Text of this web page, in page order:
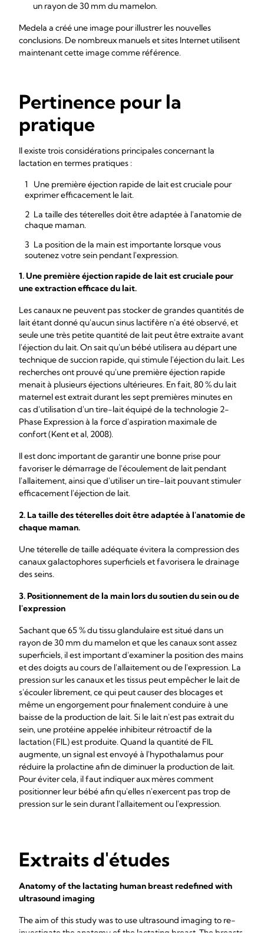
un rayon de 30 mm du mamelon.
Medela a créé une image pour illustrer les nouvelles
conclusions. De nombreux manuels et sites Internet utilisent
maintenant cette image comme référence.
Pertinence pour la
pratique
Il existe trois considérations principales concernant la
lactation en termes pratiques :
Une première éjection rapide de lait est cruciale pour
exprimer efficacement le lait.
La taille des téterelles doit être adaptée à l'anatomie de
chaque maman.
La position de la main est importante lorsque vous
soutenez votre sein pendant l'expression.
1. Une première éjection rapide de lait est cruciale pour
une extraction efficace du lait.
Les canaux ne peuvent pas stocker de grandes quantités de
lait étant donné qu'aucun sinus lactifère n'a été observé, et
seule une très petite quantité de lait peut être extraite avant
l'éjection du lait. On sait qu'un bébé utilisera au départ une
technique de succion rapide, qui stimule l'éjection du lait. Les
recherches ont prouvé qu'une première éjection rapide
menait à plusieurs éjections ultérieures. En fait, 80 % du lait
maternel est extrait durant les sept premières minutes en
cas d'utilisation d'un tire-lait équipé de la technologie 2-
Phase Expression à la force d'aspiration maximale de
confort (Kent et al, 2008).
Il est donc important de garantir une bonne prise pour
favoriser le démarrage de l'écoulement de lait pendant
l'allaitement, ainsi que d'utiliser un tire-lait pouvant stimuler
efficacement l'éjection de lait.
2. La taille des téterelles doit être adaptée à l'anatomie de
chaque maman.
Une téterelle de taille adéquate évitera la compression des
canaux galactophores superficiels et favorisera le drainage
des seins.
3. Positionnement de la main lors du soutien du sein ou de
l'expression
Sachant que 65 % du tissu glandulaire est situé dans un
rayon de 30 mm du mamelon et que les canaux sont assez
superficiels, il est important d'examiner la position des mains
et des doigts au cours de l'allaitement ou de l'expression. La
pression sur les canaux et les tissus peut empêcher le lait de
s'écouler librement, ce qui peut causer des blocages et
même un engorgement pour finalement conduire à une
baisse de la production de lait. Si le lait n'est pas extrait du
sein, une protéine appelée inhibiteur rétroactif de la
lactation (FIL) est produite. Quand la quantité de FIL
augmente, un signal est envoyé à l'hypothalamus pour
réduire la prolactine afin de diminuer la production de lait.
Pour éviter cela, il faut indiquer aux mères comment
positionner leur bébé afin qu'elles n'exercent pas trop de
pression sur le sein durant l'allaitement ou l'expression.
Extraits d'études
Anatomy of the lactating human breast redefined with
ultrasound imaging
The aim of this study was to use ultrasound imaging to re-
investigate the anatomy of the lactating breast. The breasts